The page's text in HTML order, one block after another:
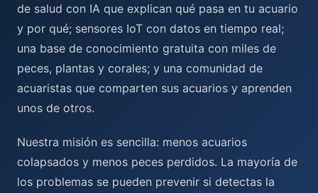
de salud con IA que explican qué pasa en tu acuario
y por qué; sensores IoT con datos en tiempo real;
una base de conocimiento gratuita con miles de
peces, plantas y corales; y una comunidad de
acuaristas que comparten sus acuarios y aprenden
unos de otros.
Nuestra misión es sencilla: menos acuarios
colapsados y menos peces perdidos. La mayoría de
los problemas se pueden prevenir si detectas la